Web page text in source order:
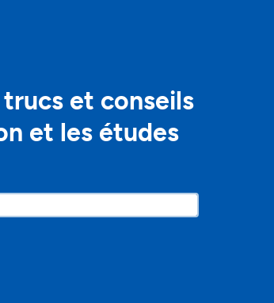
trucs et conseils
et les études